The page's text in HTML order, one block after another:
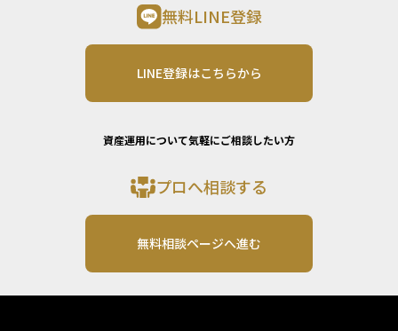
無料LINE登録
LINE登録はこちらから
資産運用について気軽にご相談したい方
プロへ相談する
無料相談ページへ進む